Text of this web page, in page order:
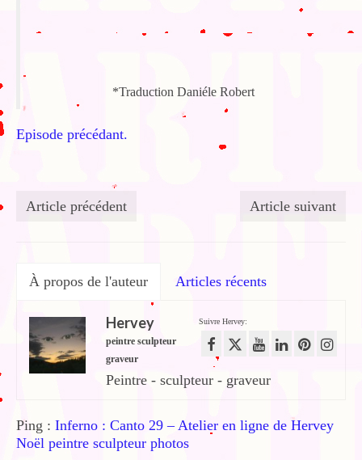
*Traduction Daniéle Robert
Episode précédant.
Article précédent Article suivant
À propos de l'auteur Articles récents
Suivre Hervey:
Hervey
peintre sculpteur
graveur
Peintre - sculpteur - graveur
Ping : Inferno : Canto 29 – Atelier en ligne de Hervey
Noël peintre sculpteur photos